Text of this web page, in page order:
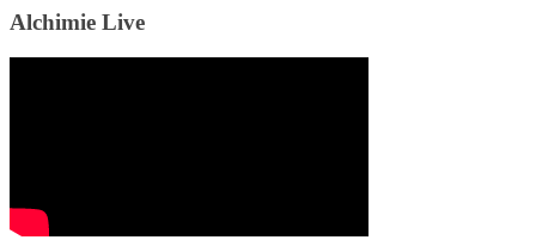
Alchimie Live